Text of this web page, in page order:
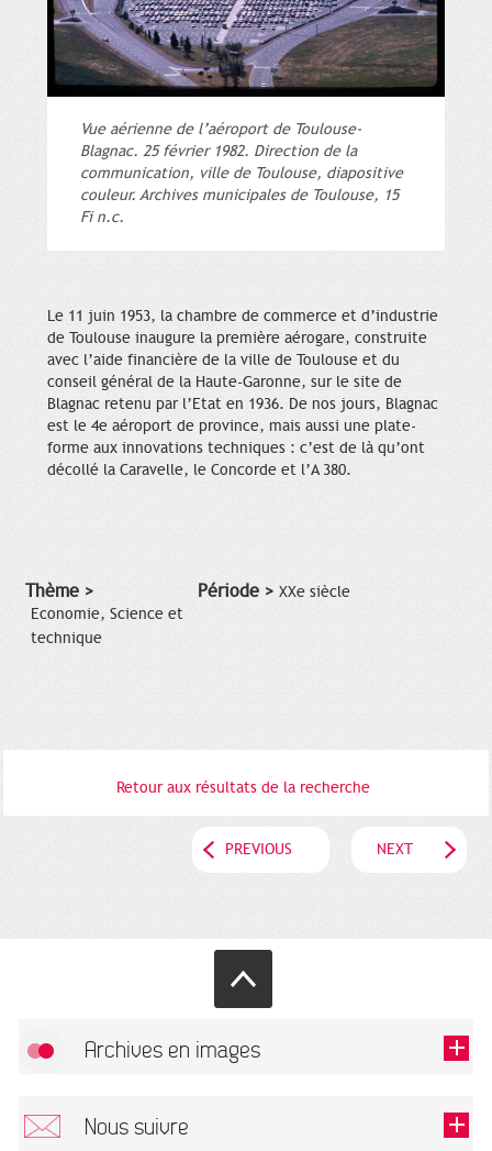
Vue aérienne de l’aéroport de Toulouse-
Blagnac. 25 février 1982. Direction de la
communication, ville de Toulouse, diapositive
couleur. Archives municipales de Toulouse, 15
Fi n.c.
Le 11 juin 1953, la chambre de commerce et d’industrie
de Toulouse inaugure la première aérogare, construite
avec l’aide financière de la ville de Toulouse et du
conseil général de la Haute-Garonne, sur le site de
Blagnac retenu par l’Etat en 1936. De nos jours, Blagnac
est le 4e aéroport de province, mais aussi une plate-
forme aux innovations techniques : c’est de là qu’ont
décollé la Caravelle, le Concorde et l’A 380.
Thème >
Economie, Science et
technique
Période > XXe siècle
Retour aux résultats de la recherche
PREVIOUS NEXT
Archives en images
Nous suivre